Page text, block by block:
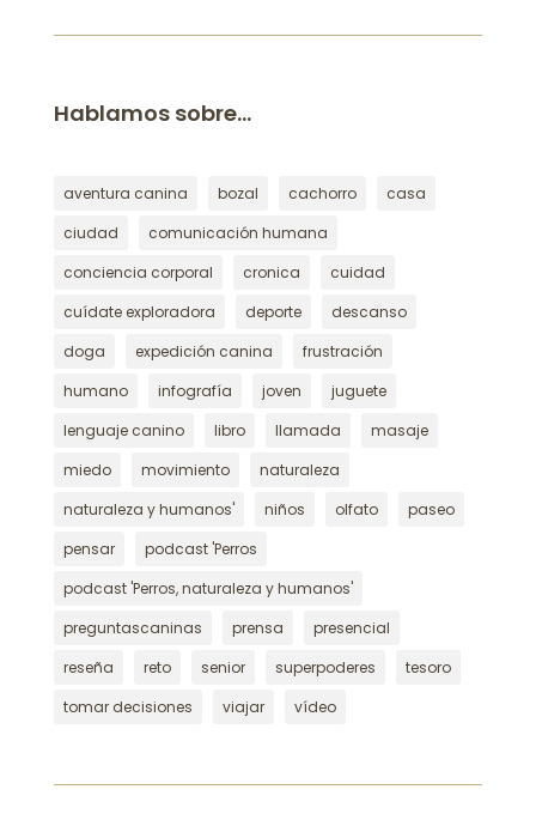
Hablamos sobre…
aventura canina bozal cachorro
casa
ciudad
comunicación humana
conciencia corporal
cronica
cuidad
cuídate exploradora
deporte
descanso
doga
expedición canina
frustración
humano
infografía joven
juguete
lenguaje canino
libro llamada
masaje
miedo
movimiento
naturaleza
naturaleza y humanos'
niños olfato
paseo
pensar
podcast 'Perros
podcast 'Perros, naturaleza y humanos'
preguntascaninas
prensa
presencial
reseña
reto senior superpoderes
tesoro
tomar decisiones
viajar vídeo